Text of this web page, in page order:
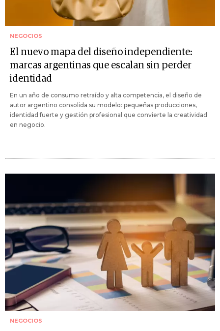
NEGOCIOS
El nuevo mapa del diseño independiente:
marcas argentinas que escalan sin perder
identidad
En un año de consumo retraído y alta competencia, el diseño de
autor argentino consolida su modelo: pequeñas producciones,
identidad fuerte y gestión profesional que convierte la creatividad
en negocio.
NEGOCIOS